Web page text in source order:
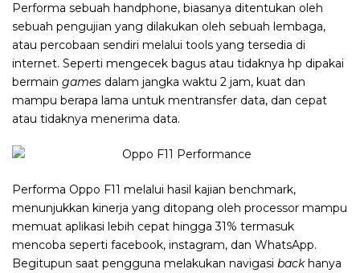
Performa sebuah handphone, biasanya ditentukan oleh
sebuah pengujian yang dilakukan oleh sebuah lembaga,
atau percobaan sendiri melalui tools yang tersedia di
internet. Seperti mengecek bagus atau tidaknya hp dipakai
bermain games dalam jangka waktu 2 jam, kuat dan
mampu berapa lama untuk mentransfer data, dan cepat
atau tidaknya menerima data.
Performa Oppo F11 melalui hasil kajian benchmark,
menunjukkan kinerja yang ditopang oleh processor mampu
memuat aplikasi lebih cepat hingga 31% termasuk
mencoba seperti facebook, instagram, dan WhatsApp.
Begitupun saat pengguna melakukan navigasi backhanya